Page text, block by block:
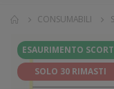
CONSUMABILI
ESAURIMENTO
SOLO 30 RIMASTI